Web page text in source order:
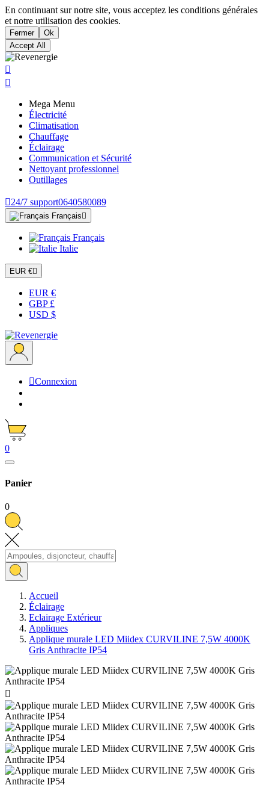
En continuant sur notre site, vous acceptez les conditions générales
et notre utilisation des cookies.
Fermer
Ok
Accept All


Mega Menu
Électricité
Climatisation
Chauffage
Éclairage
Communication et Sécurité
Nettoyant professionnel
Outillages
24/7 support0640580089
Français 
Français
Italie
EUR €
EUR €
GBP £
USD $
Connexion
0
Panier
0
Accueil
Éclairage
Eclairage Extérieur
Appliques
Applique murale LED Miidex CURVILINE 7,5W 4000K
Gris Anthracite IP54
